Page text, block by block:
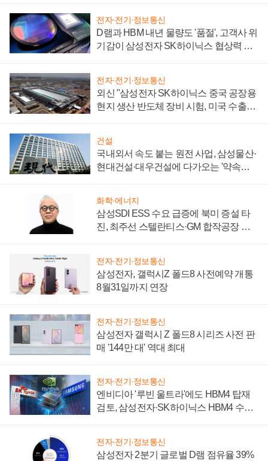
전자·전기·정보통신
D램과 HBM 내년 물량도 '품절', 고객사 위
기감이 삼성전자 SK하이닉스 협상력 더
전자·전기·정보통신
외신 "삼성전자 SK하이닉스 중국 공장용
현지 생산 반도체 장비 시험, 미국 수출통
건설
국내외서 속도 붙는 원전 사업, 삼성물산·
현대건설·대우건설에 다가오는 '약속의
화학·에너지
삼성SDI ESS 수요 급증에 북미 증설 타
진, 최주선 스텔란티스·GM 합작공장 건
전자·전기·정보통신
삼성전자, 갤럭시Z 폴드8 사전예약 개통
8월31일까지 연장
전자·전기·정보통신
삼성전자 갤럭시 Z 폴드8 시리즈 사전 판
매 '144만 대' 역대 최대
전자·전기·정보통신
엔비디아 '루빈 울트라'에도 HBM4 탑재
검토, 삼성전자·SK하이닉스 HBM4 수율
전자·전기·정보통신
삼성전자 2분기 글로벌 D램 점유율 39%